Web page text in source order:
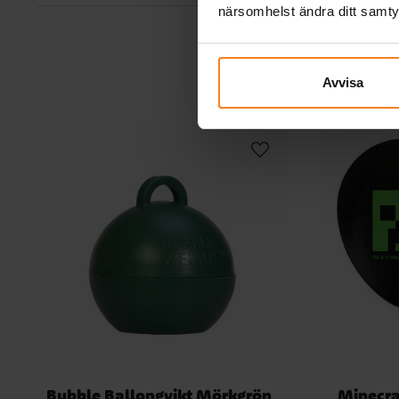
närsomhelst ändra ditt
Avvisa
Bubble Ballongvikt Mörkgrön